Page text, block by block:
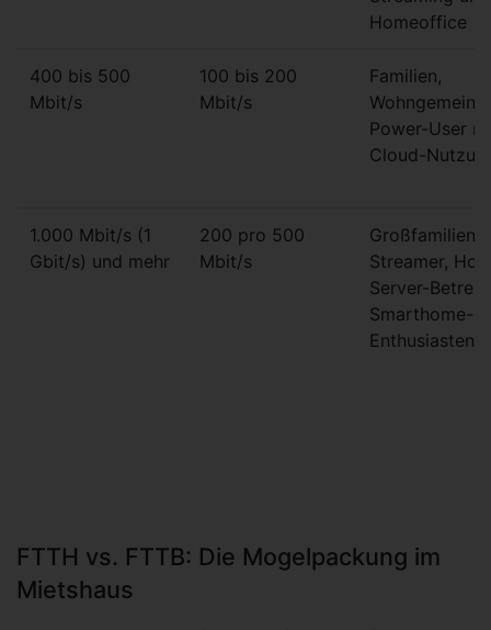
Homeoffice
400 bis 500
Mbit/s
100 bis 200
Mbit/s
Familien,
Power-User
Cloud-
1.000 Mbit/s (1
Gbit/s) und mehr
200 pro 500
Mbit/s
Großfamilien,
Streamer,
Server-
Smarthome-
Enthusiasten
FTTH vs. FTTB: Die Mogelpackung im
Mietshaus